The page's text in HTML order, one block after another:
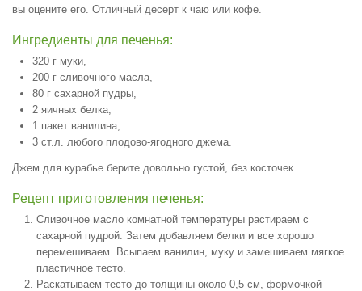
вы оцените его. Отличный десерт к чаю или кофе.
Ингредиенты для печенья:
320 г муки,
200 г сливочного масла,
80 г сахарной пудры,
2 яичных белка,
1 пакет ванилина,
3 ст.л. любого плодово-ягодного джема.
Джем для курабье берите довольно густой, без косточек.
Рецепт приготовления печенья:
Сливочное масло комнатной температуры растираем с
сахарной пудрой. Затем добавляем белки и все хорошо
перемешиваем. Всыпаем ванилин, муку и замешиваем мягкое
пластичное тесто.
Раскатываем тесто до толщины около 0,5 см, формочкой